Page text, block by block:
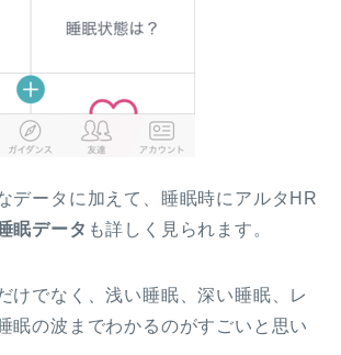
データに加えて、睡眠時にアルタHR
眠データ も詳しく見られます。
けでなく、浅い睡眠、深い睡眠、レ
眠の波までわかるのがすごいと思い